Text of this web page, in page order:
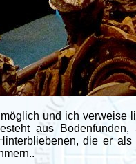
und ich verweise
aus
die er